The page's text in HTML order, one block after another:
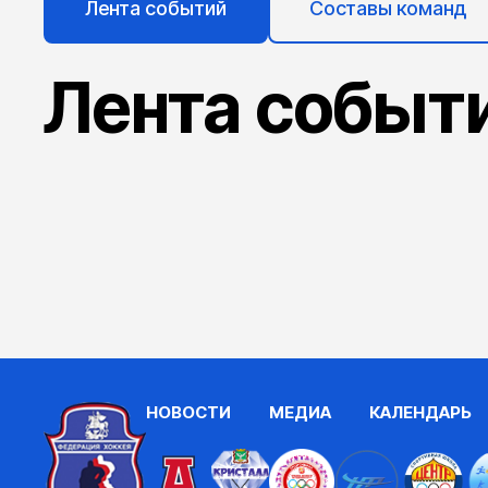
Лента событий Составы команд
Лента
НОВОСТИ МЕДИА КАЛЕНДАРЬ